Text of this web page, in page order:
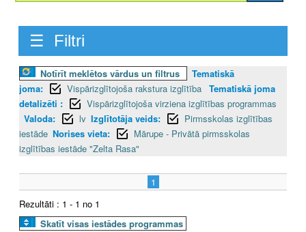
☰ Filtri
Notīrīt meklētos vārdus un filtrus
Tematiskā
joma:
Vispārizglītojoša rakstura izglītība Tematiskā joma
detalizēti :
Vispārizglītojoša virziena izglītības programmas
Valoda:
lv Izglītotāja veids:
Pirmsskolas izglītības
iestāde Norises vieta:
Mārupe - Privātā pirmsskolas
izglītības iestāde "Zelta Rasa"
1
Rezultāti : 1 - 1 no 1
Skatīt visas iestādes programmas